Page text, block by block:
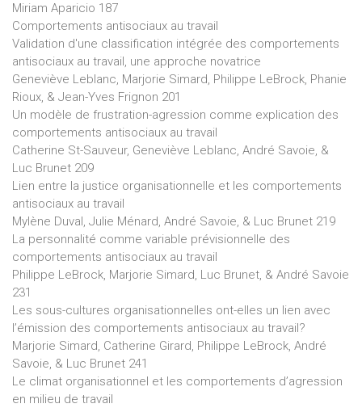
Miriam Aparicio 187
Comportements antisociaux au travail
Validation d'une classification intégrée des comportements
antisociaux au travail, une approche novatrice
Geneviève Leblanc, Marjorie Simard, Philippe LeBrock, Phanie
Rioux, & Jean-Yves Frignon 201
Un modèle de frustration-agression comme explication des
comportements antisociaux au travail
Catherine St-Sauveur, Geneviève Leblanc, André Savoie, &
Luc Brunet 209
Lien entre la justice organisationnelle et les comportements
antisociaux au travail
Mylène Duval, Julie Ménard, André Savoie, & Luc Brunet 219
La personnalité comme variable prévisionnelle des
comportements antisociaux au travail
Philippe LeBrock, Marjorie Simard, Luc Brunet, & André Savoie
231
Les sous-cultures organisationnelles ont-elles un lien avec
l’émission des comportements antisociaux au travail?
Marjorie Simard, Catherine Girard, Philippe LeBrock, André
Savoie, & Luc Brunet 241
Le climat organisationnel et les comportements d’agression
en milieu de travail